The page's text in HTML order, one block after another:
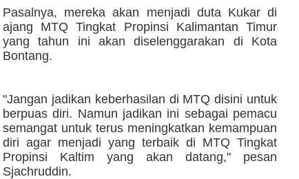
Pasalnya, mereka akan menjadi duta Kukar di
ajang MTQ Tingkat Propinsi Kalimantan Timur
yang tahun ini akan diselenggarakan di Kota
Bontang.
"Jangan jadikan keberhasilan di MTQ disini untuk
berpuas diri. Namun jadikan ini sebagai pemacu
semangat untuk terus meningkatkan kemampuan
diri agar menjadi yang terbaik di MTQ Tingkat
Propinsi Kaltim yang akan datang," pesan
Sjachruddin.